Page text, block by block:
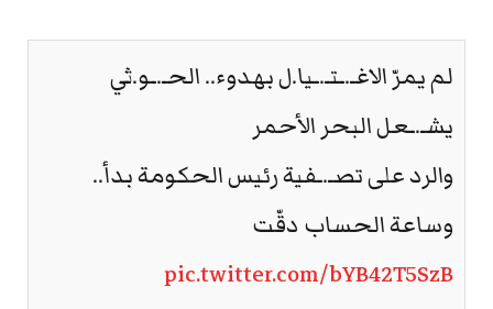
لم يمرّ الاغـ.ـتـ.ـيا.ل بهدوء.. الحـ.ـو.ثي
يشـ.ـعل البحر الأحمر
والرد على تصـ.ـفية رئيس الحكومة بدأ..
وساعة الحساب دقّت
pic.twitter.com/bYB42T5SzB